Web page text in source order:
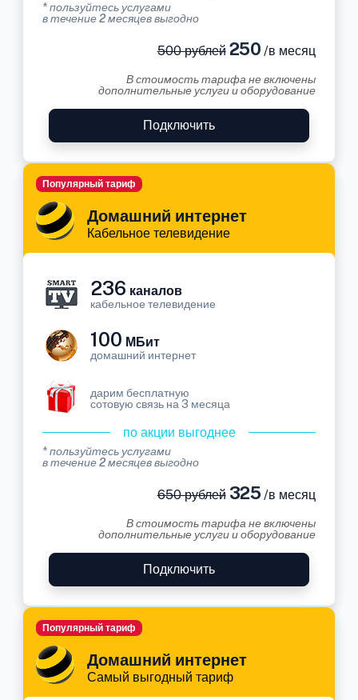
* пользуйтесь услугами
в течение 2 месяцев выгодно
500 рублей250 /в месяц
В стоимость тарифа не включены
дополнительные услуги и оборудование
Подключить
Домашний интернет
Кабельное телевидение
Популярный тариф
236 каналов
кабельное телевидение
100 МБит
домашний интернет
дарим бесплатную
сотовую связь на 3 месяца
по акции выгоднее
* пользуйтесь услугами
в течение 2 месяцев выгодно
650 рублей325 /в месяц
В стоимость тарифа не включены
дополнительные услуги и оборудование
Подключить
Домашний интернет
Самый выгодный тариф
Популярный тариф